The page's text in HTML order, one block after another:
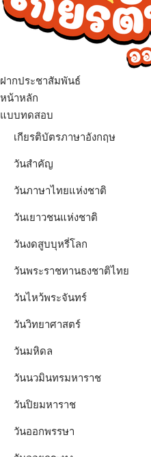
ฝากประชาสัมพันธ์
หน้าหลัก
แบบทดสอบ
เกียรติบัตรภาษาอังกฤษ
วันสำคัญ
วันภาษาไทยแห่งชาติ
วันเยาวชนแห่งชาติ
วันงดสูบบุหรี่โลก
วันพระราชทานธงชาติไทย
วันไหว้พระจันทร์​
วันวิทยาศาสตร์
วันมหิดล
วันนวมินทรมหาราช
วันปิยมหาราช
วันออกพรรษา